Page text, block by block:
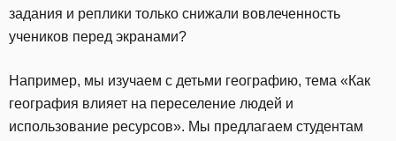
задания и реплики только снижали вовлеченность
учеников перед экранами?
Например, мы изучаем с детьми географию, тема «Как
география влияет на переселение людей и
использование ресурсов». Мы предлагаем студентам